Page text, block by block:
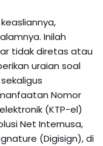
Inilah
tidak diretas atau
uraian soal
Nomor
(KTP-el)
Net Internusa,
(Digisign), di